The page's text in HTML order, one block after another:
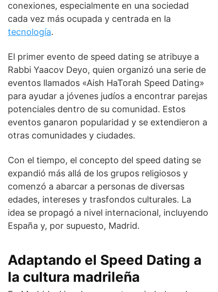
conexiones, especialmente en una sociedad
cada vez más ocupada y centrada en la
tecnología.
El primer evento de speed dating se atribuye a
Rabbi Yaacov Deyo, quien organizó una serie de
eventos llamados «Aish HaTorah Speed Dating»
para ayudar a jóvenes judíos a encontrar parejas
potenciales dentro de su comunidad. Estos
eventos ganaron popularidad y se extendieron a
otras comunidades y ciudades.
Con el tiempo, el concepto del speed dating se
expandió más allá de los grupos religiosos y
comenzó a abarcar a personas de diversas
edades, intereses y trasfondos culturales. La
idea se propagó a nivel internacional, incluyendo
España y, por supuesto, Madrid.
Adaptando el Speed Dating a
la cultura madrileña